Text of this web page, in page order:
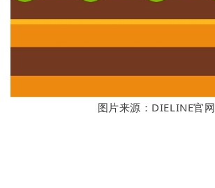
图片来源：DIELINE官网